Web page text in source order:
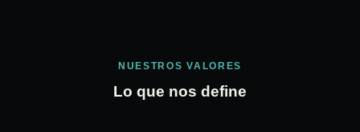
NUESTROS VALORES
Lo que nos define